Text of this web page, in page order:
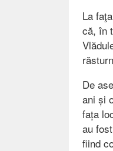
La
că, în
De
ani și
fața
au
fiind